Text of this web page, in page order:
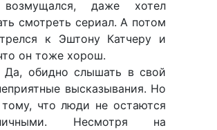
даже хотел
смотреть сериал. А потом
к Эштону Катчеру и
он тоже хорош.
Да, обидно слышать в свой
высказывания. Но
что люди не остаются
Несмотря на